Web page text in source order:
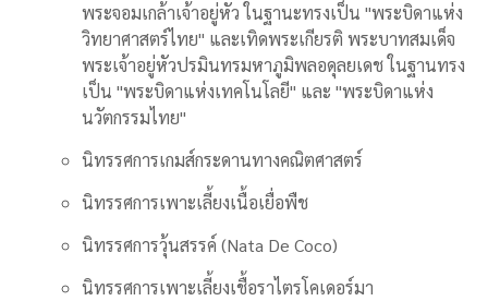
พระจอมเกล้าเจ้าอยู่หัว ในฐานะทรงเป็น "พระบิดาแห่ง
วิทยาศาสตร์ไทย" และเทิดพระเกียรติ พระบาทสมเด็จ
พระเจ้าอยู่หัวปรมินทรมหาภูมิพลอดุลยเดช ในฐานทรง
เป็น "พระบิดาแห่งเทคโนโลยี" และ "พระบิดาแห่ง
นวัตกรรมไทย"
นิทรรศการเกมส์กระดานทางคณิตศาสตร์
นิทรรศการเพาะเลี้ยงเนื้อเยื่อพืช
นิทรรศการวุ้นสรรค์ (Nata De Coco)
นิทรรศการเพาะเลี้ยงเชื้อราไตรโคเดอร์มา